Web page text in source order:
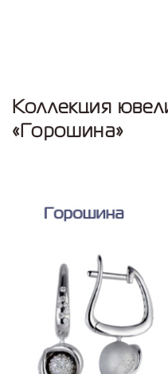
Коллекция
«Горошина»